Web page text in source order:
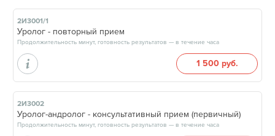
2И3001/1
Уролог - повторный прием
Продолжительность минут, готовность результатов — в течение часа
1 500 руб.
2И3002
Уролог-андролог - консультативный прием (первичный)
Продолжительность минут, готовность результатов — в течение часа